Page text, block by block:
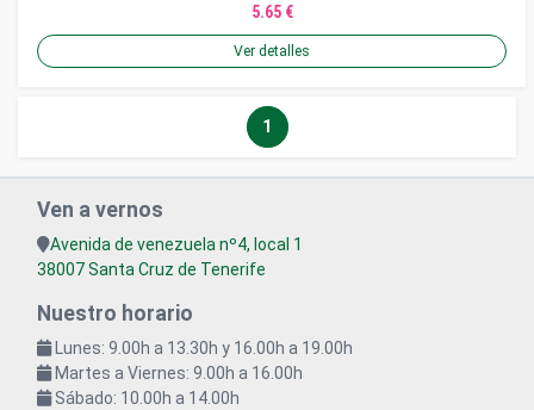
5.65 €
Ver detalles
1
Ven a vernos
Avenida de venezuela nº4, local 1
38007 Santa Cruz de Tenerife
Nuestro horario
Lunes: 9.00h a 13.30h y 16.00h a 19.00h
Martes a Viernes: 9.00h a 16.00h
Sábado: 10.00h a 14.00h